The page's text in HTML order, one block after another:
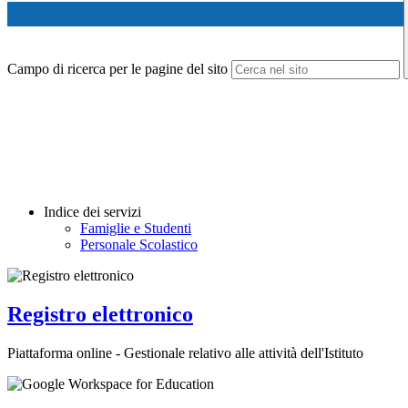
Campo di ricerca per le pagine del sito
Indice dei servizi
Famiglie e Studenti
Personale Scolastico
Registro elettronico
Piattaforma online - Gestionale relativo alle attività dell'Istituto